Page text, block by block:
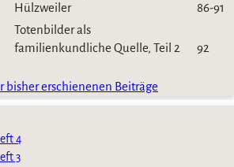
Hülzweiler
86-91
Totenbilder als
familienkundliche Quelle, Teil 2
92
bisher erschienenen Beiträge
4
3